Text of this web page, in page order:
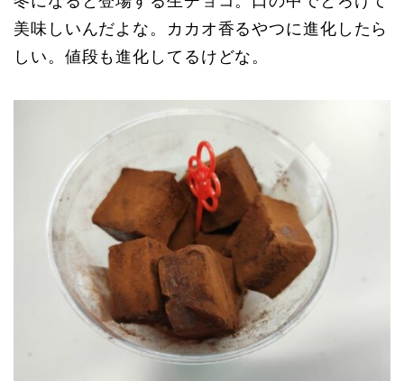
美味しいんだよな。カカオ香るやつに進化したら
しい。値段も進化してるけどな。